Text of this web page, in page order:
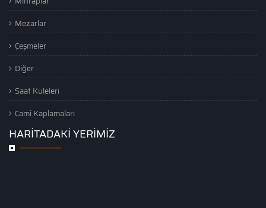
Mezarlar
Çeşmeler
Diğer
Saat Kuleleri
Cami Kaplamaları
HARİTADAKİ YERİMİZ